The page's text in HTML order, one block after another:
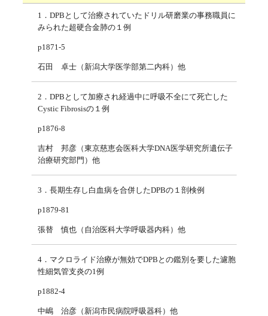
1．DPBとして治療されていたドリル研磨業の事務職員に
みられた超硬合金肺の１例
p1871-5
石田 卓士（新潟大学医学部第二内科）他
2．DPBとして加療され経過中に呼吸不全にて死亡した
Cystic Fibrosisの１例
p1876-8
吉村 邦彦（東京慈恵会医科大学DNA医学研究所遺伝子
治療研究部門）他
3．長期生存し白血病を合併したDPBの１剖検例
p1879-81
張替 慎也（自治医科大学呼吸器内科）他
4．マクロライド治療が無効でDPBとの鑑別を要した濾胞
性細気管支炎の1例
p1882-4
中嶋 治彦（新潟市民病院呼吸器科）他